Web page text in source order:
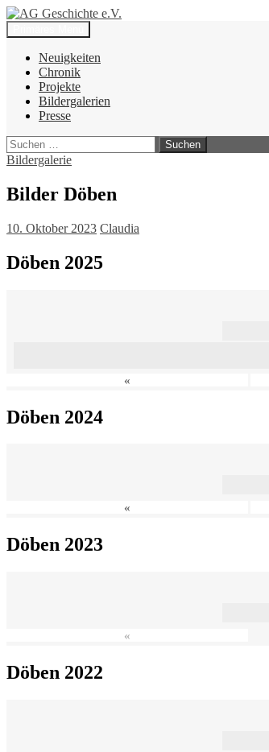
Zum
Inhalt
springen
AG Geschichte e.V.
Suchen
Neuigkeiten
Chronik
Projekte
Bildergalerien
Presse
Suchen
nach:
Bildergalerie
Bilder Döben
10. Oktober 2023 Claudia
Döben 2025
«
Döben 2024
«
Döben 2023
«
Döben 2022